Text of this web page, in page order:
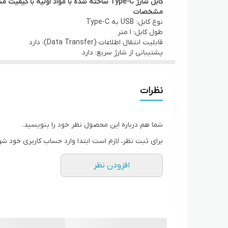
مشخصات
نوع کابل: USB به Type-C
طول کابل: 1 متر
قابلیت انتقال اطلاعات (Data Transfer): دارد
پشتیبانی از شارژ سریع: دارد
نظرات
شما هم درباره این محصول نظر خود را بنویسید.
برای ثبت نظر، لازم است ابتدا وارد حساب کاربری خود
افزودن نظر